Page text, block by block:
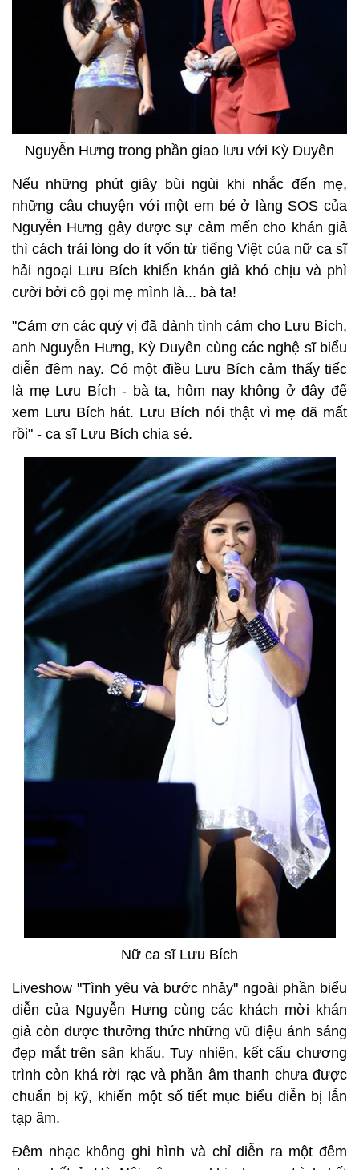
Nguyễn Hưng trong phần giao lưu với Kỳ Duyên
Nếu những phút giây bùi ngùi khi nhắc đến mẹ,
những câu chuyện với một em bé ở làng SOS của
Nguyễn Hưng gây được sự cảm mến cho khán giả
thì cách trải lòng do ít vốn từ tiếng Việt của nữ ca sĩ
hải ngoại Lưu Bích khiến khán giả khó chịu và phì
cười bởi cô gọi mẹ mình là... bà ta!
"Cảm ơn các quý vị đã dành tình cảm cho Lưu Bích,
anh Nguyễn Hưng, Kỳ Duyên cùng các nghệ sĩ biểu
diễn đêm nay. Có một điều Lưu Bích cảm thấy tiếc
là mẹ Lưu Bích - bà ta, hôm nay không ở đây để
xem Lưu Bích hát. Lưu Bích nói thật vì mẹ đã mất
rồi" - ca sĩ Lưu Bích chia sẻ.
Nữ ca sĩ Lưu Bích
Liveshow "Tình yêu và bước nhảy" ngoài phần biểu
diễn của Nguyễn Hưng cùng các khách mời khán
giả còn được thưởng thức những vũ điệu ánh sáng
đẹp mắt trên sân khấu. Tuy nhiên, kết cấu chương
trình còn khá rời rạc và phần âm thanh chưa được
chuẩn bị kỹ, khiến một số tiết mục biểu diễn bị lẫn
tạp âm.
Đêm nhạc không ghi hình và chỉ diễn ra một đêm